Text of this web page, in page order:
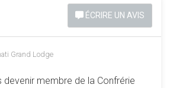
ÉCRIRE UN AVIS
Grand Lodge
devenir membre de la Confrérie